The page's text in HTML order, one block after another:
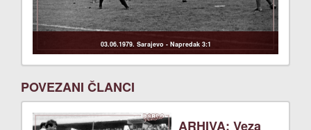
03.06.1979. Sarajevo - Napredak 3:1
POVEZANI ČLANCI
ARHIVA: Veza